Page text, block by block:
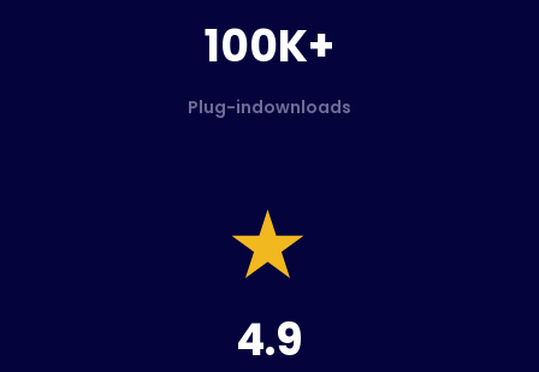
100K+
Plug-indownloads
4.9